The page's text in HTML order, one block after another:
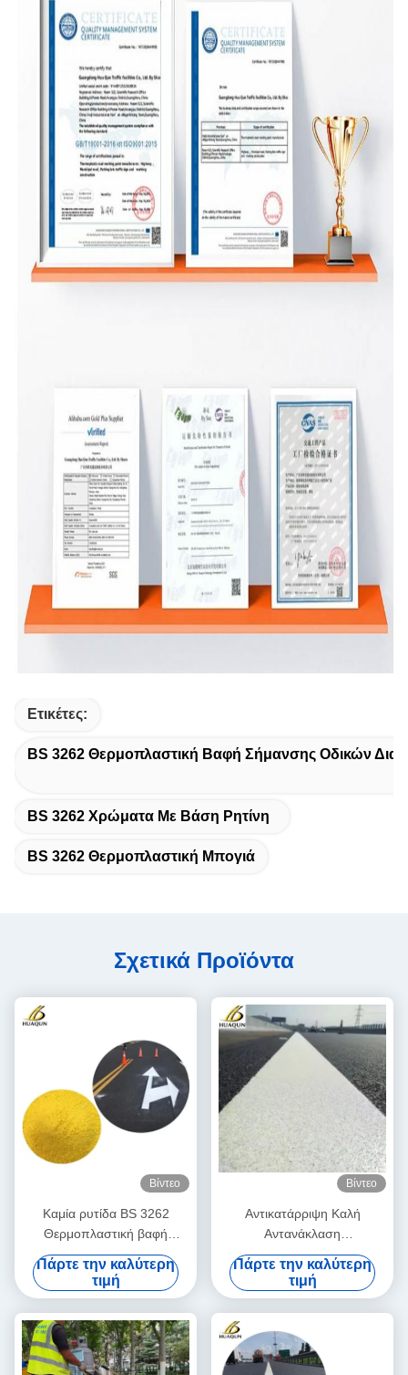
Ετικέτες:
BS 3262 Θερμοπλαστική Βαφή Σήμανσης Οδικών
BS 3262 Χρώματα Με Βάση Ρητίνη
BS 3262 Θερμοπλαστική Μπογιά
Σχετικά Προϊόντα
Βίντεο
Καμία ρυτίδα BS 3262
Θερμοπλαστική βαφή
σήμανσης δρόμου για
σήμανση πεζοδρόμου
Πάρτε την καλύτερη
τιμή
Βίντεο
Αντικατάρριψη Καλή
Αντανάκλαση
Θερμοπλαστική Χρώμα
Πουλί με 20% γυάλινες
χάντρες
Πάρτε την καλύτερη
τιμή